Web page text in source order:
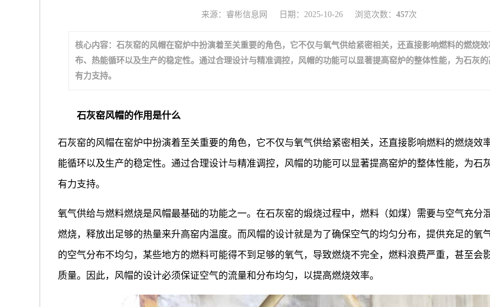
来源：睿彬信息网 日期：2025-10-26 浏览次数：457次
核心内容：石灰窑的风帽在窑炉中扮演着至关重要的角色，它不仅与氧气供给紧密相关，还直接影响燃料的燃烧
布、热能循环以及生产的稳定性。通过合理设计与精准调控，风帽的功能可以显著提高窑炉的整体性能，为石灰
有力支持。
石灰窑风帽的作用是什么
石灰窑的风帽在窑炉中扮演着至关重要的角色，它不仅与氧气供给紧密相关，还直接影响燃料的燃烧效
能循环以及生产的稳定性。通过合理设计与精准调控，风帽的功能可以显著提高窑炉的整体性能，为石
有力支持。
氧气供给与燃料燃烧是风帽最基础的功能之一。在石灰窑的煅烧过程中，燃料（如煤）需要与空气充分
燃烧，释放出足够的热量来升高窑内温度。而风帽的设计就是为了确保空气的均匀分布，提供充足的氧
的空气分布不均匀，某些地方的燃料可能得不到足够的氧气，导致燃烧不完全，燃料浪费严重，甚至会
质量。因此，风帽的设计必须保证空气的流量和分布均匀，以提高燃烧效率。